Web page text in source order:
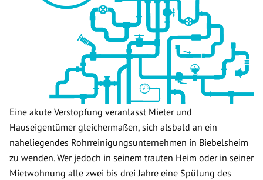
Eine akute Verstopfung veranlasst Mieter und
Hauseigentümer gleichermaßen, sich alsbald an ein
naheliegendes Rohrreinigungsunternehmen in Biebelsheim
zu wenden. Wer jedoch in seinem trauten Heim oder in seiner
Mietwohnung alle zwei bis drei Jahre eine Spülung des